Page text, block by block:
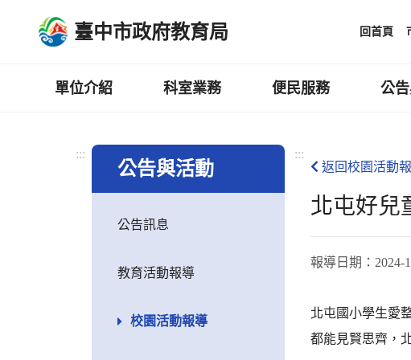
臺中市政府教育局 回首頁
單位介紹 科室業務 便民服務 公
:::
公告與活動
公告訊息
教育活動報導
校園活動報導
:::
返回校園活動
北屯好兒
報導日期： 2024-
北屯國小學生愛
都能見賢思齊，